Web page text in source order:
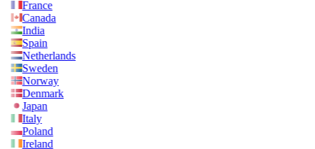
France
Canada
India
Spain
Netherlands
Sweden
Norway
Denmark
Japan
Italy
Poland
Ireland